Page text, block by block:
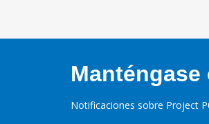
Notificaciones sobre Project